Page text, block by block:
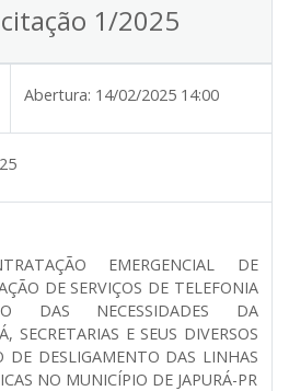
1/2025
Abertura: 14/02/2025 14:00
EMERGENCIAL DE
DE SERVIÇOS DE TELEFONIA
DAS NECESSIDADES DA
SECRETARIAS E SEUS DIVERSOS
DE DESLIGAMENTO DAS LINHAS
NO MUNICÍPIO DE JAPURÁ-PR